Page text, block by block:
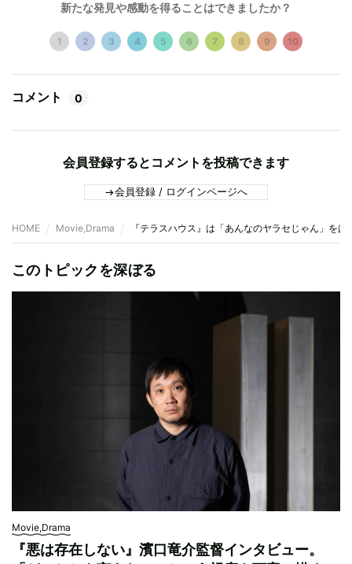
新たな発見や感動を得ることはできましたか？
1 2 3 4 5 6 7 8 9 10
コメント 0
会員登録するとコメントを投稿できます
会員登録 / ログインページへ
HOME Movie,Drama 『テラスハウス』は「あんなのヤラセじゃん」を
このトピックを深ぼる
Movie,Drama
『悪は存在しない』濱口竜介監督インタビュー。